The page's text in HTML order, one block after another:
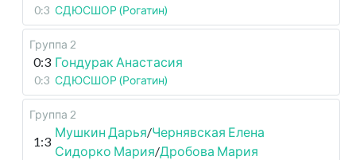
0:3 СДЮСШОР (Рогатин)
Группа 2
0:3 Гондурак Анастасия
0:3 СДЮСШОР (Рогатин)
Группа 2
1:3
Мушкин Дарья/Чернявская Елена
Сидорко Мария/Дробова Мария